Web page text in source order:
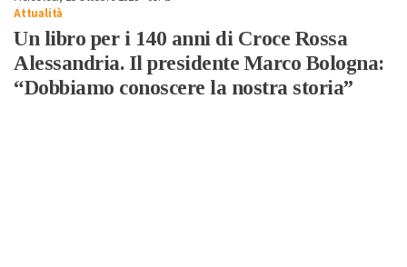
Attualità
Un libro per i 140 anni di Croce Rossa
Alessandria. Il presidente Marco Bologna:
“Dobbiamo conoscere la nostra storia”